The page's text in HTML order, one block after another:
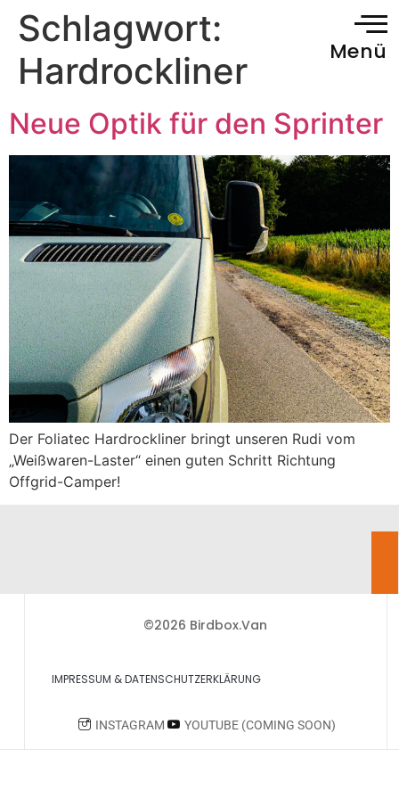
Menü
Schlagwort:
Hardrockliner
Neue Optik für den Sprinter
Der Foliatec Hardrockliner bringt unseren Rudi vom
„Weißwaren-Laster“ einen guten Schritt Richtung
Offgrid-Camper!
©2026 Birdbox.Van
IMPRESSUM & DATENSCHUTZERKLÄRUNG
INSTAGRAM YOUTUBE (COMING SOON)